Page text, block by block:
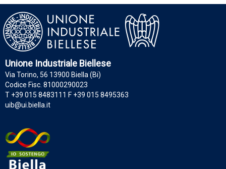
Unione Industriale Biellese
Via Torino, 56 13900 Biella (Bi)
Codice Fisc. 81000290023
T +39 015 8483111 F +39 015 8495363
uib@ui.biella.it